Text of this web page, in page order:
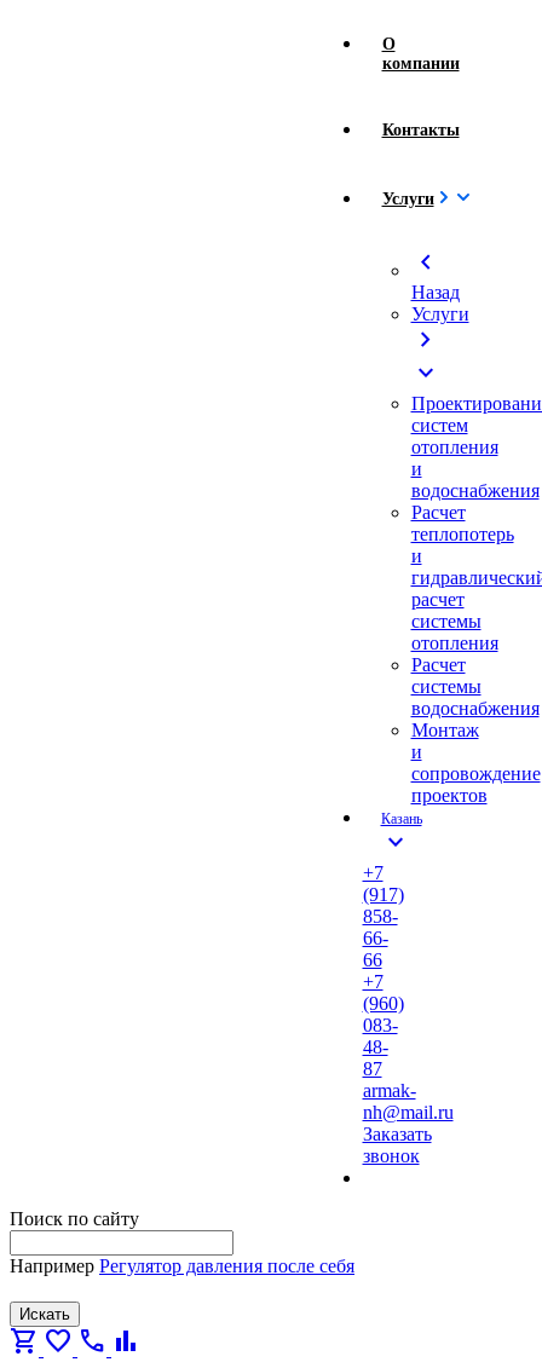
О
компании
Контакты
Услуги
chevron_left
Назад
Услуги
chevron_right
expand_more
систем
отопления
и
водоснабжения
Расчет
теплопотерь
и
расчет
системы
отопления
Расчет
системы
водоснабжения
Монтаж
и
сопровождение
проектов
Казань
expand_more
+7
(917)
858-
66-
66
+7
(960)
083-
48-
87
armak-
nh@mail.ru
Заказать
звонок
Поиск по сайту
Например Регулятор давления после себя
Искать
shopping_cart favorite call bar_chart